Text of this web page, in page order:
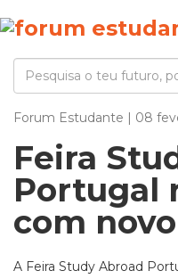
Forum Estudante | 08
Feira
Portugal
com
A Feira Study Abroad